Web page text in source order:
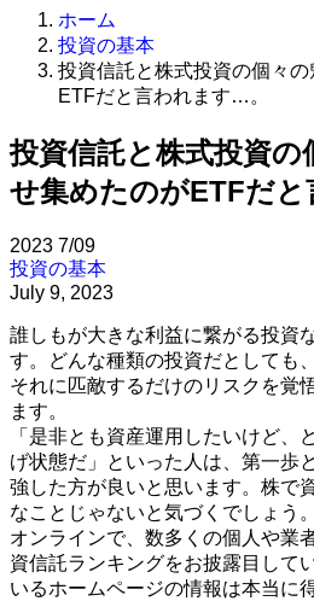
ホーム
投資の基本
投資信託と株式投資の個々
ETFだと言われます…。
投資信託と株式投資の
せ集めたのがETFだと
2023 7/09
投資の基本
July 9, 2023
誰しもが大きな利益に繋がる投資
す。どんな種類の投資だとしても
それに匹敵するだけのリスクを覚
ます。
「是非とも資産運用したいけど、
げ状態だ」といった人は、第一歩
強した方が良いと思います。株で
なことじゃないと気づくでしょう。
オンラインで、数多くの個人や業
資信託ランキングをお披露目して
いるホームページの情報は本当に